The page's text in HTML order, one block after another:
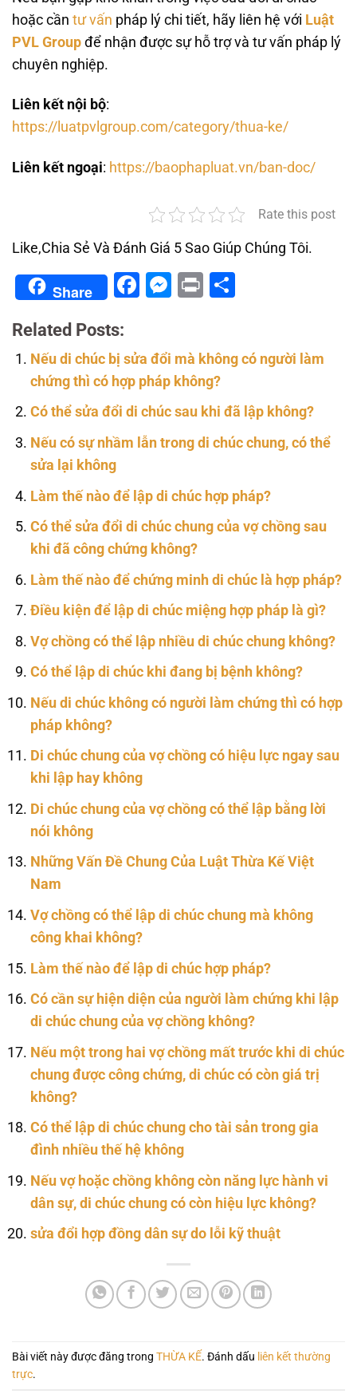
hoặc cần tư vấn pháp lý chi tiết, hãy liên hệ với Luật
PVL Group để nhận được sự hỗ trợ và tư vấn pháp lý
chuyên nghiệp.
Liên kết nội bộ:
https://luatpvlgroup.com/category/thua-ke/
Liên kết ngoại: https://baophapluat.vn/ban-doc/
Rate this post
Like,Chia Sẻ Và Đánh Giá 5 Sao Giúp Chúng Tôi.
Share Facebook
Messenger
Print
Related Posts:
Nếu di chúc bị sửa đổi mà không có người làm
chứng thì có hợp pháp không?
Có thể sửa đổi di chúc sau khi đã lập không?
Nếu có sự nhầm lẫn trong di chúc chung, có thể
sửa lại không
Làm thế nào để lập di chúc hợp pháp?
Có thể sửa đổi di chúc chung của vợ chồng sau
khi đã công chứng không?
Làm thế nào để chứng minh di chúc là hợp pháp?
Điều kiện để lập di chúc miệng hợp pháp là gì?
Vợ chồng có thể lập nhiều di chúc chung không?
Có thể lập di chúc khi đang bị bệnh không?
Nếu di chúc không có người làm chứng thì có hợp
pháp không?
Di chúc chung của vợ chồng có hiệu lực ngay sau
khi lập hay không
Di chúc chung của vợ chồng có thể lập bằng lời
nói không
Những Vấn Đề Chung Của Luật Thừa Kế Việt
Nam
Vợ chồng có thể lập di chúc chung mà không
công khai không?
Làm thế nào để lập di chúc hợp pháp?
Có cần sự hiện diện của người làm chứng khi lập
di chúc chung của vợ chồng không?
Nếu một trong hai vợ chồng mất trước khi di chúc
chung được công chứng, di chúc có còn giá trị
không?
Có thể lập di chúc chung cho tài sản trong gia
đình nhiều thế hệ không
Nếu vợ hoặc chồng không còn năng lực hành vi
dân sự, di chúc chung có còn hiệu lực không?
sửa đổi hợp đồng dân sự do lỗi kỹ thuật
Bài viết này được đăng trong THỪA KẾ. Đánh dấu liên kết thường
trực.